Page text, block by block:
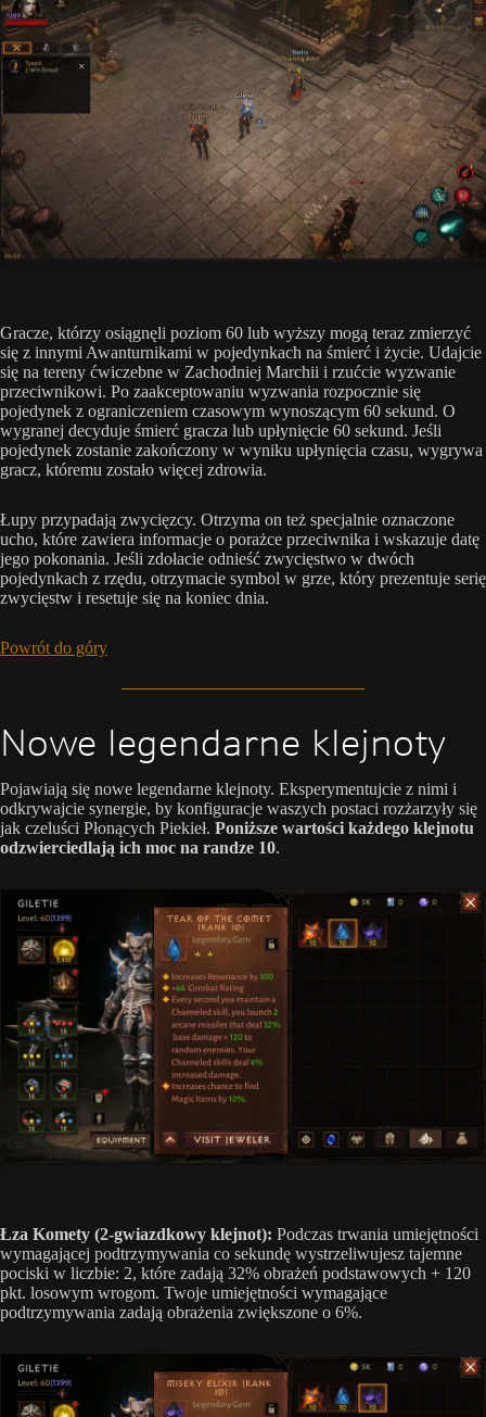
Gracze, którzy osiągnęli poziom 60 lub wyższy mogą teraz zmierzyć
się z innymi Awanturnikami w pojedynkach na śmierć i życie. Udajcie
się na tereny ćwiczebne w Zachodniej Marchii i rzućcie wyzwanie
przeciwnikowi. Po zaakceptowaniu wyzwania rozpocznie się
pojedynek z ograniczeniem czasowym wynoszącym 60 sekund. O
wygranej decyduje śmierć gracza lub upłynięcie 60 sekund. Jeśli
pojedynek zostanie zakończony w wyniku upłynięcia czasu, wygrywa
gracz, któremu zostało więcej zdrowia.
Łupy przypadają zwycięzcy. Otrzyma on też specjalnie oznaczone
ucho, które zawiera informacje o porażce przeciwnika i wskazuje datę
jego pokonania. Jeśli zdołacie odnieść zwycięstwo w dwóch
pojedynkach z rzędu, otrzymacie symbol w grze, który prezentuje serię
zwycięstw i resetuje się na koniec dnia.
Powrót do góry
Nowe legendarne klejnoty
Pojawiają się nowe legendarne klejnoty. Eksperymentujcie z nimi i
odkrywajcie synergie, by konfiguracje waszych postaci rozżarzyły się
jak czeluści Płonących Piekieł. Poniższe wartości każdego klejnotu
odzwierciedlają ich moc na randze 10.
Łza Komety (2-gwiazdkowy klejnot): Podczas trwania umiejętności
wymagającej podtrzymywania co sekundę wystrzeliwujesz tajemne
pociski w liczbie: 2, które zadają 32% obrażeń podstawowych + 120
pkt. losowym wrogom. Twoje umiejętności wymagające
podtrzymywania zadają obrażenia zwiększone o 6%.